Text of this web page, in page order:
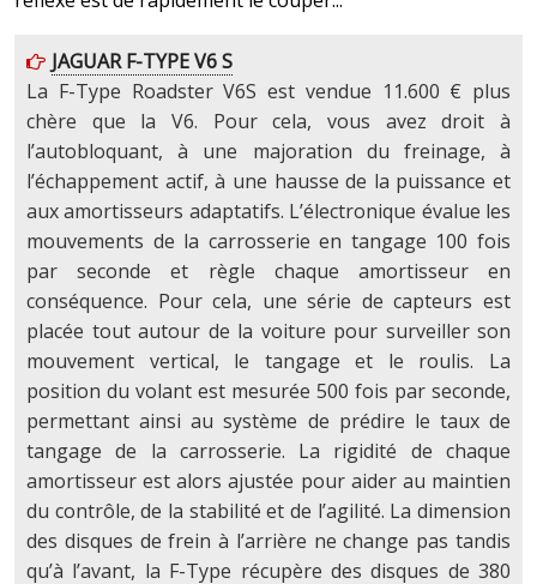
JAGUAR F-TYPE V6 S
La F-Type Roadster V6S est vendue 11.600 € plus
chère que la V6. Pour cela, vous avez droit à
l’autobloquant, à une majoration du freinage, à
l’échappement actif, à une hausse de la puissance et
aux amortisseurs adaptatifs. L’électronique évalue les
mouvements de la carrosserie en tangage 100 fois
par seconde et règle chaque amortisseur en
conséquence. Pour cela, une série de capteurs est
placée tout autour de la voiture pour surveiller son
mouvement vertical, le tangage et le roulis. La
position du volant est mesurée 500 fois par seconde,
permettant ainsi au système de prédire le taux de
tangage de la carrosserie. La rigidité de chaque
amortisseur est alors ajustée pour aider au maintien
du contrôle, de la stabilité et de l’agilité. La dimension
des disques de frein à l’arrière ne change pas tandis
qu’à l’avant, la F-Type récupère des disques de 380